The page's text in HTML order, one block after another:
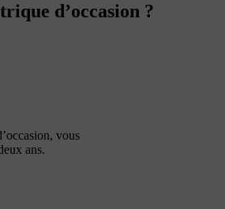
d’occasion ?
vous
ans.